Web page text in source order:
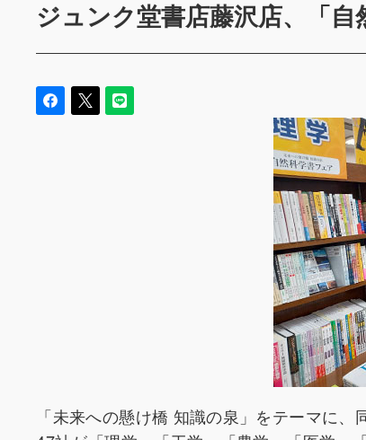
ジュンク堂書店藤沢店、「自
「未来への懸け橋 知識の泉」をテーマに